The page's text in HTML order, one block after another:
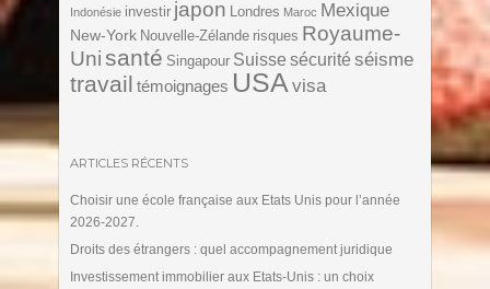
Indonésie investir japon Londres Maroc Mexique
New-York Nouvelle-Zélande risques Royaume-
Unisanté Singapour Suisse sécurité séisme
travail témoignages USA visa
ARTICLES RÉCENTS
Choisir une école française aux Etats Unis pour l’année
2026-2027.
Droits des étrangers : quel accompagnement juridique
Investissement immobilier aux Etats-Unis : un choix